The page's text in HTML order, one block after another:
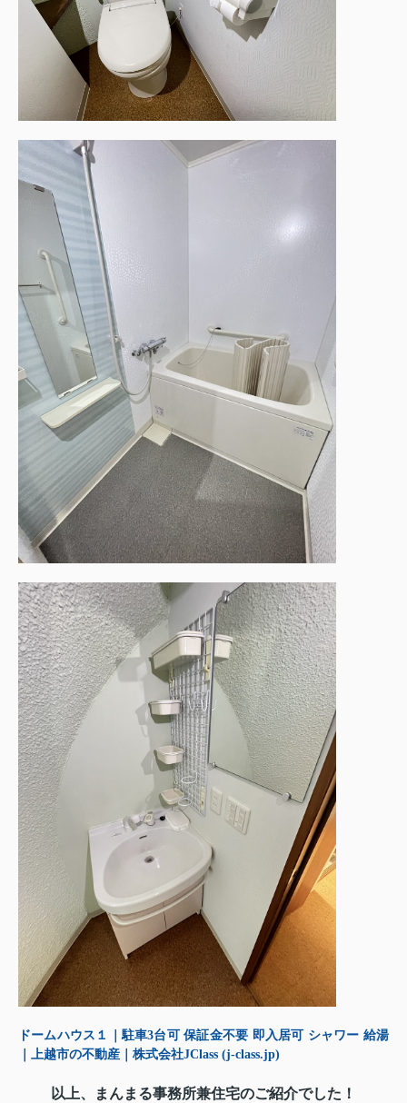
ドームハウス１｜駐車3台可 保証金不要 即入居可 シャワー 給湯
｜上越市の不動産｜株式会社JClass (j-class.jp)
以上、まんまる事務所兼住宅のご紹介でした！